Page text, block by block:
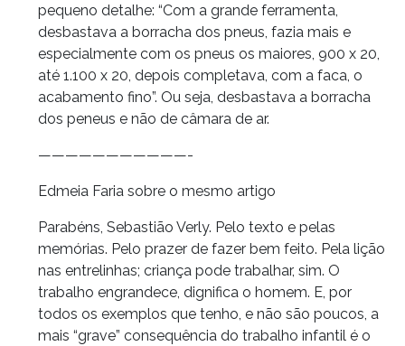
pequeno detalhe: “Com a grande ferramenta,
desbastava a borracha dos pneus, fazia mais e
especialmente com os pneus os maiores, 900 x 20,
até 1.100 x 20, depois completava, com a faca, o
acabamento fino”. Ou seja, desbastava a borracha
dos peneus e não de câmara de ar.
———————————-
Edmeia Faria sobre o mesmo artigo
Parabéns, Sebastião Verly. Pelo texto e pelas
memórias. Pelo prazer de fazer bem feito. Pela lição
nas entrelinhas; criança pode trabalhar, sim. O
trabalho engrandece, dignifica o homem. E, por
todos os exemplos que tenho, e não são poucos, a
mais “grave” consequência do trabalho infantil é o